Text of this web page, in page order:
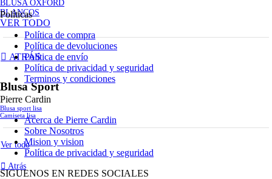
BLUSA OXFORD
BLANCOS
VER TODO
ATRÁS
Blusa Sport
Blusa sport lisa
Camiseta lisa
Ver todo
Atrás
Políticas
Política de compra
Política de devoluciones
Política de envío
Política de privacidad y seguridad
Terminos y condiciones
Pierre Cardin
Acerca de Pierre Cardin
Sobre Nosotros
Mision y vision
Política de privacidad y seguridad
SIGUENOS EN REDES SOCIALES